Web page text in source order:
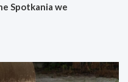
Spotkania we